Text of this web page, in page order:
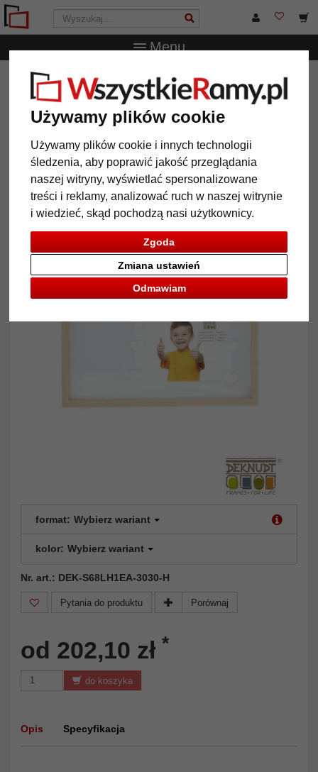
Używamy plików cookie
Używamy plików cookie i innych technologii
śledzenia, aby poprawić jakość przeglądania
naszej witryny, wyświetlać spersonalizowane
treści i reklamy, analizować ruch w naszej witrynie
i wiedzieć, skąd pochodzą nasi użytkownicy.
Zgoda
Odmawiam
Zmiana ustawień
Menu
WszystkieRamy.pl Wielkość ramy
30x30 cm
Magnetyczna ścianka z drewnianą ramą
Magnetyczna ścianka z drewnianą
ramą
format: Wybierz wariant
kolor: Wybierz wariant
Nr. art.: DEK-S68LH1EA-3030-H
Pytania do produktu Porównaj
od 202,10 zł *
do koszyka
Opis Specyfikacja